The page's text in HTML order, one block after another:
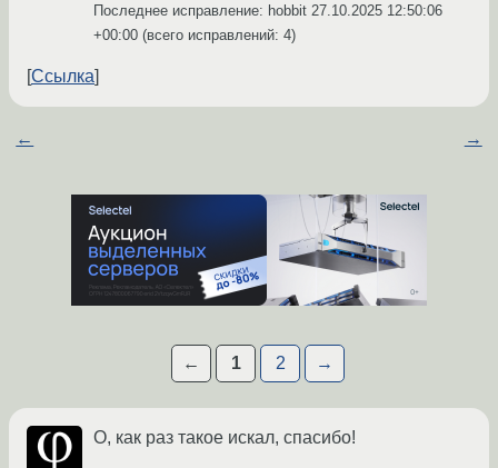
Последнее исправление: hobbit 27.10.2025 12:50:06
+00:00 (всего исправлений: 4)
Ссылка
← →
← 1 2 →
О, как раз такое искал, спасибо!